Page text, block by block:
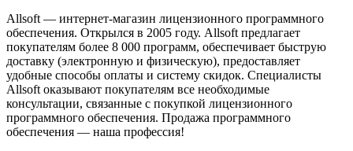
Allsoft — интернет-магазин лицензионного программного
обеспечения. Открылся в 2005 году. Allsoft предлагает
покупателям более 8 000 программ, обеспечивает быструю
доставку (электронную и физическую), предоставляет
удобные способы оплаты и систему скидок. Специалисты
Allsoft оказывают покупателям все необходимые
консультации, связанные с покупкой лицензионного
программного обеспечения. Продажа программного
обеспечения — наша профессия!